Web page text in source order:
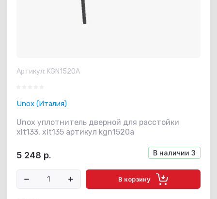
Артикул: KGN1520A
Unox (Италия)
Unox уплотнитель дверной для расстойки
xlt133, xlt135 артикул kgn1520a
В наличии 3
5 248 р.
В корзину